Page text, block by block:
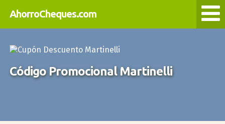
AhorroCheques.com
Código Promocional Martinelli